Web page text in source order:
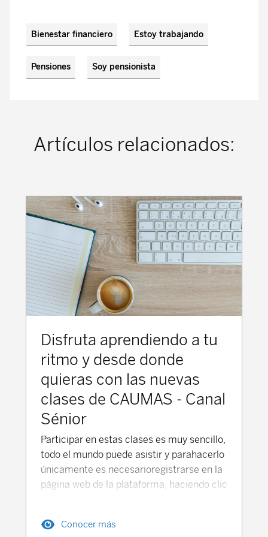
Bienestar financiero Estoy trabajando
Pensiones Soy pensionista
Artículos relacionados:
Disfruta aprendiendo a tu
ritmo y desde donde
quieras con las nuevas
clases de CAUMAS - Canal
Sénior
Participar en estas clases es muy sencillo,
todo el mundo puede asistir y parahacerlo
únicamente es necesarioregistrarse en la
página web de la plataforma, haciendo clic
continuaciónúnicamente sería necesario
Conocer más